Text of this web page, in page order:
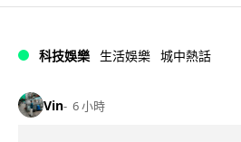
科技娛樂 生活娛樂 城中熱話
Vin 6 小時